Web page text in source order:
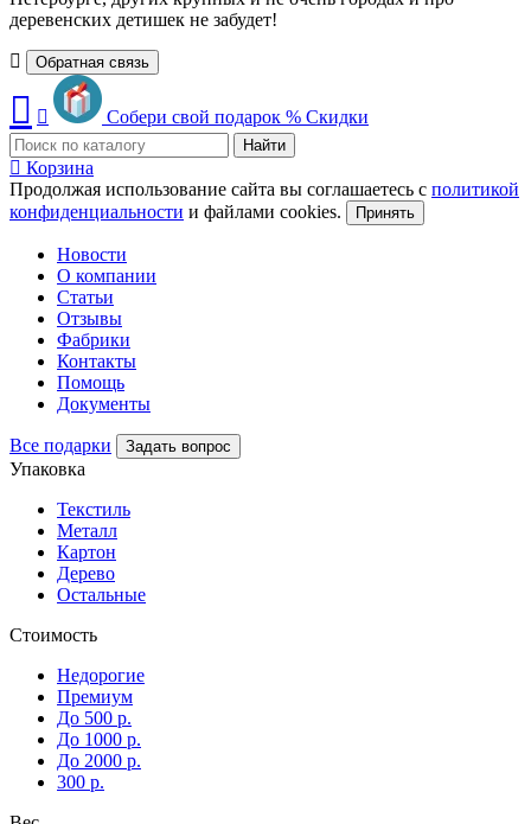
деревенских детишек не забудет!
Обратная связь
Собери свой подарок % Скидки
Найти
Корзина
Продолжая использование сайта вы соглашаетесь с политикой
конфиденциальности и файлами cookies. Принять
Новости
О компании
Статьи
Отзывы
Фабрики
Контакты
Помощь
Документы
Все подарки Задать вопрос
Упаковка
Текстиль
Металл
Картон
Дерево
Остальные
Стоимость
Недорогие
Премиум
До 500 р.
До 1000 р.
До 2000 р.
300 р.